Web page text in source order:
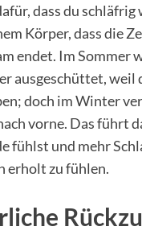
dass du schläfrig
Körper, dass die
endet. Im Sommer
ausgeschüttet, weil
doch im Winter
vorne. Das führt
fühlst und mehr
erholt zu fühlen.